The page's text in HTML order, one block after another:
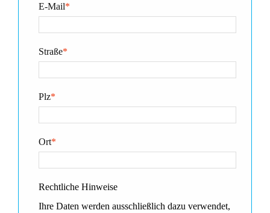
*
E-Mail
*
Straße
*
Plz
*
Ort
Rechtliche Hinweise
Ihre Daten werden ausschließlich dazu verwendet,